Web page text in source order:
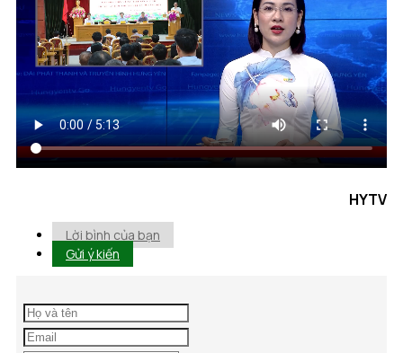
HYTV
Lời bình của bạn
Gửi ý kiến